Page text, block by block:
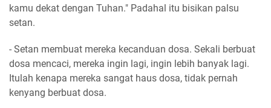
kamu dekat dengan Tuhan." Padahal itu bisikan palsu
setan.
- Setan membuat mereka kecanduan dosa. Sekali berbuat
dosa mencaci, mereka ingin lagi, ingin lebih banyak lagi.
Itulah kenapa mereka sangat haus dosa, tidak pernah
kenyang berbuat dosa.